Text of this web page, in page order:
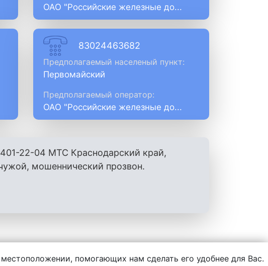
ОАО "Российские железные до...
83024463682
Предполагаемый населеный пункт:
Первомайский
Предполагаемый оператор:
ОАО "Российские железные до...
22-04 МТС Краснодарский край,
мошеннический прозвон.
информации, написанной пользователями.
помогающих нам сделать его удобнее для Вас.